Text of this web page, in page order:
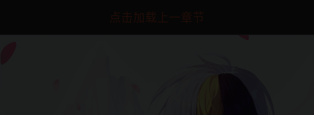
点击加载上一章节